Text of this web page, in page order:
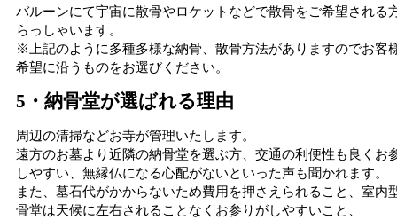
バルーンにて宇宙に散骨やロケットなどで散骨をご希望される
らっしゃいます。
※上記のように多種多様な納骨、散骨方法がありますのでお客
希望に沿うものをお選びください。
5・納骨堂が選ばれる理由
周辺の清掃などお寺が管理いたします。
遠方のお墓より近隣の納骨堂を選ぶ方、交通の利便性も良くお
しやすい、無縁仏になる心配がないといった声も聞かれます。
また、墓石代がかからないため費用を押さえられること、室内
骨堂は天候に左右されることなくお参りがしやすいこと、